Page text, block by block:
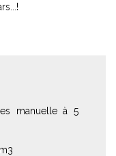
manuelle à 5